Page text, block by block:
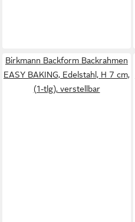
Birkmann Backform Backrahmen
EASY BAKING, Edelstahl, H 7 cm,
(1-tlg), verstellbar